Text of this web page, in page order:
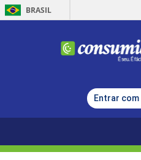
BRASIL
Entrar com